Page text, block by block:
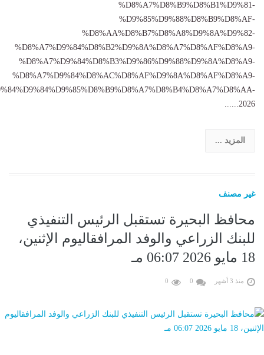
%D8%A7%D8%B9%D8%B1%D9%81-
%D9%85%D9%88%D8%B9%D8%AF-
%D8%AA%D8%B7%D8%A8%D9%8A%D9%82-
%D8%A7%D9%84%D8%B2%D9%8A%D8%A7%D8%AF%D8%A9-
%D8%A7%D9%84%D8%B3%D9%86%D9%88%D9%8A%D8%A9-
%D8%A7%D9%84%D8%AC%D8%AF%D9%8A%D8%AF%D8%A9-
2026......
المزيد ...
غير مصنف
محافظ البحيرة تستقبل الرئيس التنفيذي
للبنك الزراعي والوفد المرافقاليوم الإثنين،
18 مايو 2026 06:07 مـ
منذ 3 أشهر 0
0